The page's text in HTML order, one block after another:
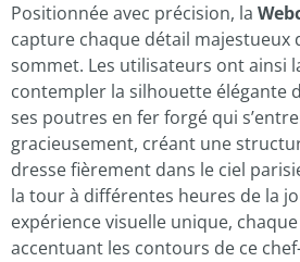
Positionnée avec précision, la
capture chaque détail majestueux
sommet. Les utilisateurs ont ainsi
contempler la silhouette élégante
ses poutres en fer forgé qui
gracieusement, créant une
dresse fièrement dans le ciel
la tour à différentes heures de la
expérience visuelle unique,
accentuant les contours de ce